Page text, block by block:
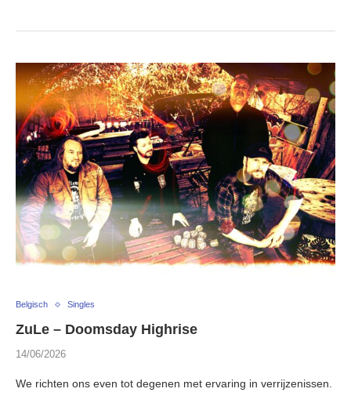
Belgisch Singles
ZuLe – Doomsday Highrise
14/06/2026
We richten ons even tot degenen met ervaring in verrijzenissen.